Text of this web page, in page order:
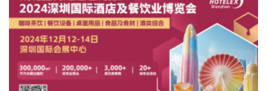
方面的创新洞察，为食品行业从业者提供新一年的关键趋势分析及创
新指南。